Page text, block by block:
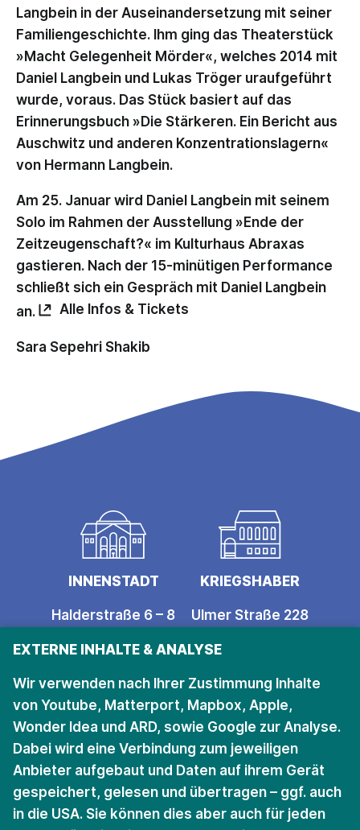
EXTERNE INHALTE & ANALYSE
Wir verwenden nach Ihrer Zustimmung Inhalte
von Youtube, Matterport, Mapbox, Apple,
Wonder Idea und ARD, sowie Google zur Analyse.
Dabei wird eine Verbindung zum jeweiligen
Anbieter aufgebaut und Daten auf ihrem Gerät
gespeichert, gelesen und übertragen – ggf. auch
in die USA. Sie können dies aber auch für jeden
Langbein in der Auseinandersetzung mit seiner
Familiengeschichte. Ihm ging das Theaterstück
»Macht Gelegenheit Mörder«, welches 2014 mit
Daniel Langbein und Lukas Tröger uraufgeführt
wurde, voraus. Das Stück basiert auf das
Erinnerungsbuch »Die Stärkeren. Ein Bericht aus
Auschwitz und anderen Konzentrationslagern«
von Hermann Langbein.
Am 25. Januar wird Daniel Langbein mit seinem
Solo im Rahmen der Ausstellung »Ende der
Zeitzeugenschaft?« im Kulturhaus Abraxas
gastieren. Nach der 15-minütigen Performance
schließt sich ein Gespräch mit Daniel Langbein
an.
Alle Infos & Tickets
Sara Sepehri Shakib
INNENSTADT
Halderstraße 6 – 8
KRIEGSHABER
Ulmer Straße 228
Bleiben Sie auf dem
Laufenden.